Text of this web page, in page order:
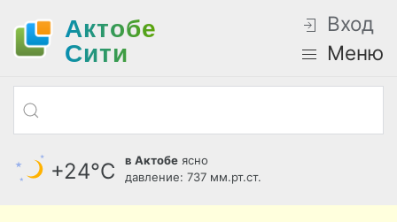
Актобе
Cити
Вход
Меню
+24°С в Актобе ясно
давление: 737 мм.рт.ст.